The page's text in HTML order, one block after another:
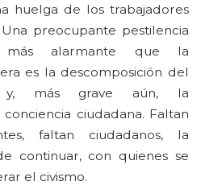
huelga de los trabajadores
preocupante pestilencia
alarmante que la
es la descomposición del
y, más grave aún, la
ciudadana. Faltan
faltan ciudadanos, la
continuar, con quienes se
el civismo.